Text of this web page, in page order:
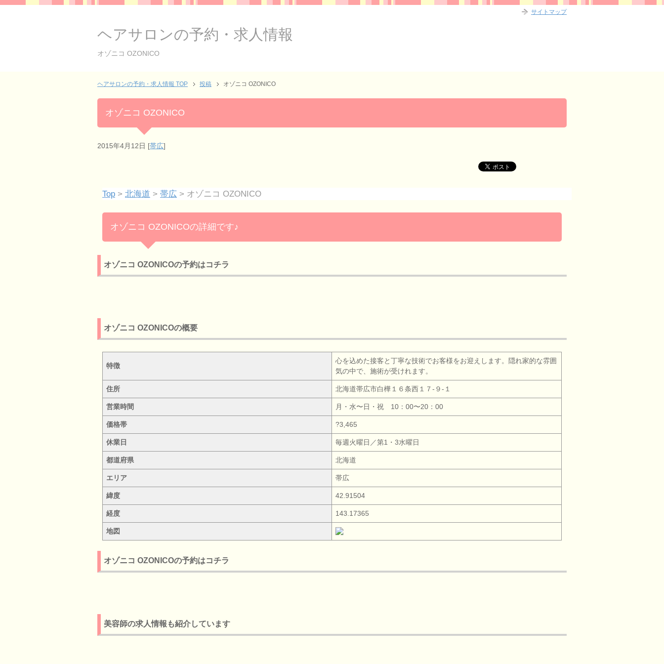
ヘアサロンの予約・求人情報
オゾニコ OZONICO
ヘアサロンの予約・求人情報 TOP 投稿 オゾニコ OZONICO
オゾニコ OZONICO
2015年4月12日 [帯広]
Top > 北海道 > 帯広 > オゾニコ OZONICO
オゾニコ OZONICOの詳細です♪
オゾニコ OZONICOの予約はコチラ
オゾニコ OZONICOの概要
特徴
心を込めた接客と丁寧な技術でお客様をお迎えします。隠れ家的な雰囲
気の中で、施術が受けれます。
住所 北海道帯広市白樺１６条西１７‐９‐１
営業時間 月・水〜日・祝 10：00〜20：00
価格帯 ?3,465
休業日 毎週火曜日／第1・3水曜日
都道府県 北海道
エリア 帯広
緯度 42.91504
経度 143.17365
地図
オゾニコ OZONICOの予約はコチラ
美容師の求人情報も紹介しています
サイトマップ